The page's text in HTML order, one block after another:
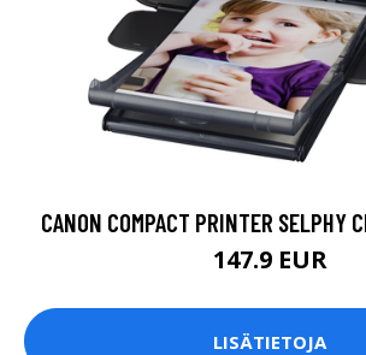
CANON COMPACT PRINTER SELPHY
147.9 EUR
LISÄTIETOJA